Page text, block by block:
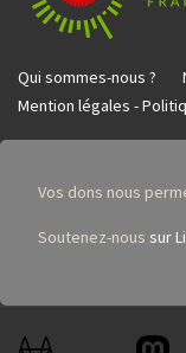
Qui sommes-nous ?
Mention légales -
Vos dons nous
Soutenez-nous sur